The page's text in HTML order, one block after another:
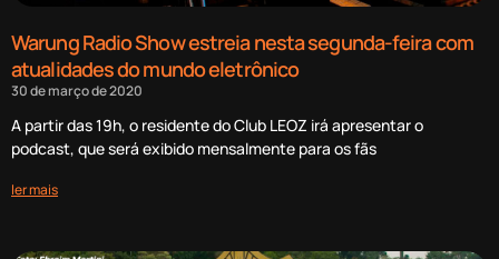
Warung Radio Show estreia nesta segunda-feira com
atualidades do mundo eletrônico
30 de março de 2020
A partir das 19h, o residente do Club LEOZ irá apresentar o
podcast, que será exibido mensalmente para os fãs
ler mais